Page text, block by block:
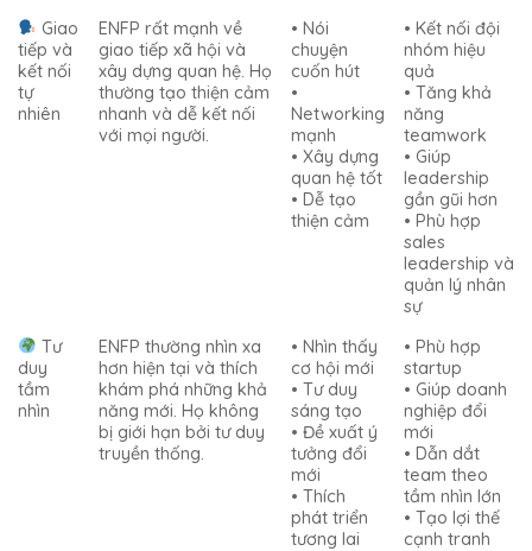
Giao
tiếp và
kết nối
tự
nhiên
ENFP rất mạnh về
giao tiếp xã hội và
xây dựng quan hệ. Họ
thường tạo thiện cảm
nhanh và dễ kết nối
với mọi người.
• Nói
chuyện
cuốn hút
•
Networking
mạnh
• Xây dựng
quan hệ tốt
• Dễ tạo
thiện cảm
• Kết nối đội
nhóm hiệu
quả
• Tăng khả
năng
teamwork
• Giúp
leadership
gần gũi hơn
• Phù hợp
sales
leadership và
quản lý nhân
sự
Tư
duy
tầm
nhìn
ENFP thường nhìn xa
hơn hiện tại và thích
khám phá những khả
năng mới. Họ không
bị giới hạn bởi tư duy
truyền thống.
• Nhìn thấy
cơ hội mới
• Tư duy
sáng tạo
• Đề xuất ý
tưởng đổi
mới
• Thích
phát triển
tương lai
• Phù hợp
startup
• Giúp doanh
nghiệp đổi
mới
• Dẫn dắt
team theo
tầm nhìn lớn
• Tạo lợi thế
cạnh tranh